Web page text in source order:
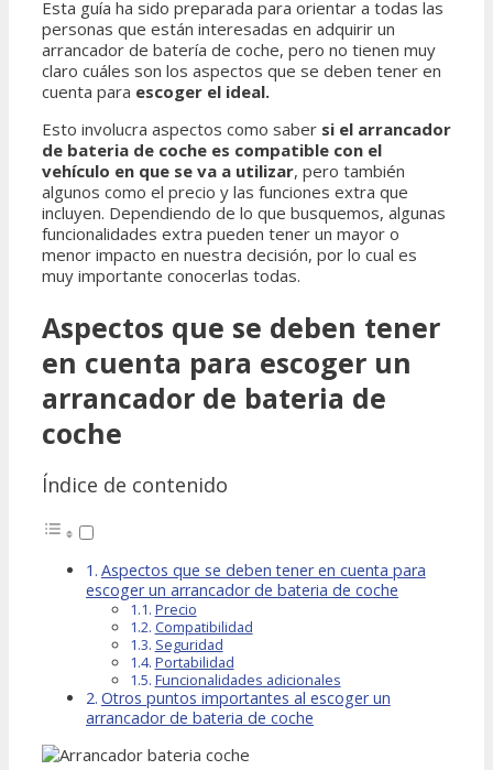
Esta guía ha sido preparada para orientar a todas las
personas que están interesadas en adquirir un
arrancador de batería de coche, pero no tienen muy
claro cuáles son los aspectos que se deben tener en
cuenta para escoger el ideal.
Esto involucra aspectos como saber si el arrancador
de bateria de coche es compatible con el
vehículo en que se va a utilizar, pero también
algunos como el precio y las funciones extra que
incluyen. Dependiendo de lo que busquemos, algunas
funcionalidades extra pueden tener un mayor o
menor impacto en nuestra decisión, por lo cual es
muy importante conocerlas todas.
Aspectos que se deben tener
en cuenta para escoger un
arrancador de bateria de
coche
Índice de contenido
Aspectos que se deben tener en cuenta para
escoger un arrancador de bateria de coche
Precio
Compatibilidad
Seguridad
Portabilidad
Funcionalidades adicionales
Otros puntos importantes al escoger un
arrancador de bateria de coche